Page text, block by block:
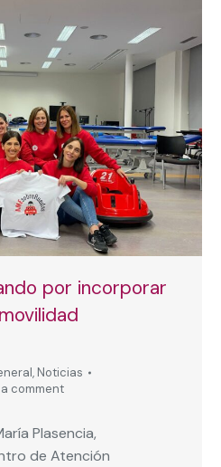
por incorporar
, Noticias
comment
Plasencia,
de Atención